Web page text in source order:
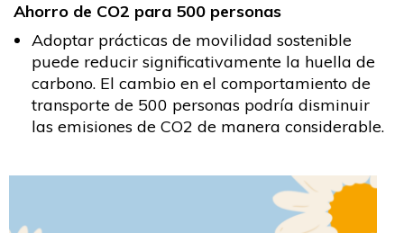
Ahorro de CO2 para 500 personas
Adoptar prácticas de movilidad sostenible
puede reducir significativamente la huella de
carbono. El cambio en el comportamiento de
transporte de 500 personas podría disminuir
las emisiones de CO2 de manera considerable.